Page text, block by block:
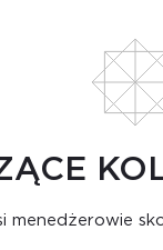
menedżerowie